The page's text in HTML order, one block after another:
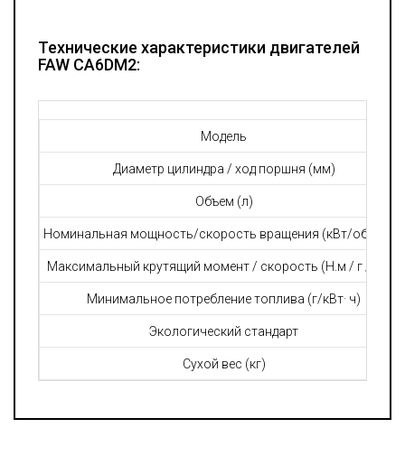
Технические характеристики двигателей
FAW CA6DM2:
Модель
Диаметр цилиндра / ход поршня (мм)
Объем (л)
Номинальная мощность/скорость вращения (кВт/об/мин.)
Максимальный крутящий момент / скорость (Н.м / г / мин)
Минимальное потребление топлива (г/кВт· ч)
Экологический стандарт
Сухой вес (кг)